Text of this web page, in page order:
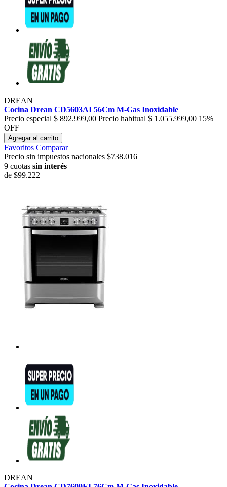
DREAN
Cocina Drean CD5603AI 56Cm M-Gas Inoxidable
Precio especial $ 892.999,00 Precio habitual $ 1.055.999,00 15%
OFF
Agregar al carrito
Favoritos Comparar
Precio sin impuestos nacionales $738.016
9 cuotas sin interés
de $99.222
DREAN